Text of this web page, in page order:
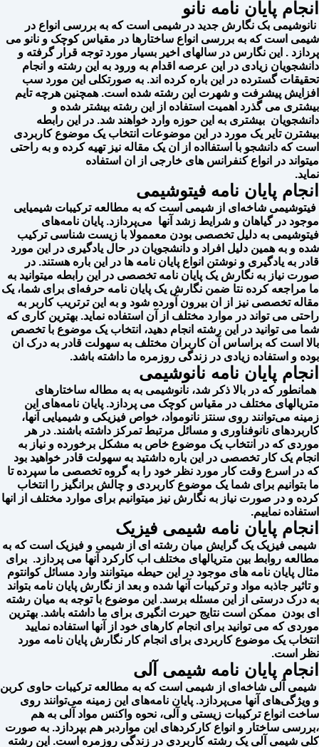
انجام پایان نامه نانو
نانوشیمی بک نگارش جدید در شیمی است که به بررسی انواع در
شیمی است که به بررسی انواع ساختارها در مقیاس کوچک و نانو می
پردازد . این نگارس در سالهای اخیر بسیار مورد توجه قرار گرفته و
دانشجویان زیادی در این عرصه اقدام به ورود به این رشته و انجام
تحقیقات گسترده در این باره کرده اند. به صورتکلی این مورد سب
افزایش پیشرفت و شهرت این رشته شده است. همچنین هرچه تایم
بیشتری می گذرد اهمیت استفاده از این رشته بیشتر شده و
دانشجویان بیشتری به این حوزه وارد خواهند شد. در این رابطه
بیشترن تایر یک مورد در این موضوعات انتخاب یک موضوع کاربردی
است که دانشجو با استفااده از ان یک مقاله نیز تهیه کرده و به راحتی
میتواند در انواع کنفرانس های خارجی از ان استفاده
نماید.
انجام پایان نامه فیتوشیمی
فیتوشیمی شاخه‌ای از شیمی است که به مطالعه ترکیبات شیمیایی
موجود در گیاهان و شرایط زشد آنها می‌پردازد. پایان نامه‌های
فیتوشیمی به دلیل تخصصی بودن معممولا با زیست شناسی ترکیب
شده و به همین دلیل افراد و دانشجویان در حال یادگیری در این مورد
قادر به یادگیری و نوشتن انواع پایان نامه ها در این باره هستند. در
صورت نیاز به نگارش یک پایان نامه تخصصی در این رابطه میتوانید به
ما مراجعه کرده نتا ضمن نگارش یک پایان نامه حرفه‌ای برای شما، یک
مقاله تخصصی نیز از ان بیرون آورده شود و به این ترتریب کاربر به
راحتی می تواند در موارد مختلف از آن استفاده نماید. بهترین کاری که
شما می توانید در این رشته انجام دهید، انتخاب یک موضوع با تخصص
بالا است که براساس آن کاربران مختلف به سهولت قادر به درک ان
بوده و استفاده زیادی در زندگی روزمره ما داشته باشد.
انجام پایان نامه نانوشیمی
همانطور که در بالا ذکر شد، نانوشیمی به به مطاله ساختارهای
متریالهای مختلف در مقیاس کوچک می پردازد. پایان نامه‌های این
زمینه می‌توانند روی سنتز نانومواد، خواص فیزیکی و شیمیایی آنها،
کاربردهای نانوفناوری و مسائل مرتبط تمرکز داشته باشند. در هر
موردی که در انتخاب یک موضوع خاص به مشکل برخورده و نیاز به
انجام یک کار تخصصی در این باره داشتید به سهولت قادر خواهید بود
که در اسرع وقت کار مورد نظر خود را به گروه تخصصی ما سپرده تا
ما بتوانیم برای شما یک موضوع کاربردی و چالش برانگیز را انتخاب
کرده و در صورت نیاز به نگارش نیز میتوانیم برای موارد مختلف از انها
استفاده نماییم.
انجام پایان نامه شیمی فیزیک
شیمی فیزیک یک گرایش میان رشته ای از شیمی و فیزیک است که به
مطالعه روابط بین متریالهای مختلف اب کارکرد آنها می پردازد. برای
مثال پایان نامه های موجود در این حیطه میتوانند وارد مسائل کوانتوم
و تاثیر جاذبه مواد و ترکیبات آنها شده و بعد از نگارش پایان نامه بتواند
به درک درستی از این مسئله برسد. این موضوع با توجه به میان رشته
ای بودن ممکن است نتایج حیرت انگیری برای ما داشته باشد. بهترین
موردی که می توانید برای انجام کارهای خود از آنها استفاده نمایید
انتخاب یک موضوع کاربردی برای انجام کار نگارش پایان نامه مورد
نظر است.
انجام پایان نامه شیمی آلی
شیمی آلی شاخه‌ای از شیمی است که به مطالعه ترکیبات حاوی کربن
و ویژگی‌های آنها می‌پردازد. پایان نامه‌های این زمینه می‌توانند روی
ساخت انواع ترکیبات زیستی و آلی، نحوه واکنس مواد آلی به هم
،بررسی ساختار و انواع کارکردهای این مواردبر هم بپردازد. به صورت
کلی شیمی آلی یک رشته کاربردی در زندگی روزمره است. این رشته